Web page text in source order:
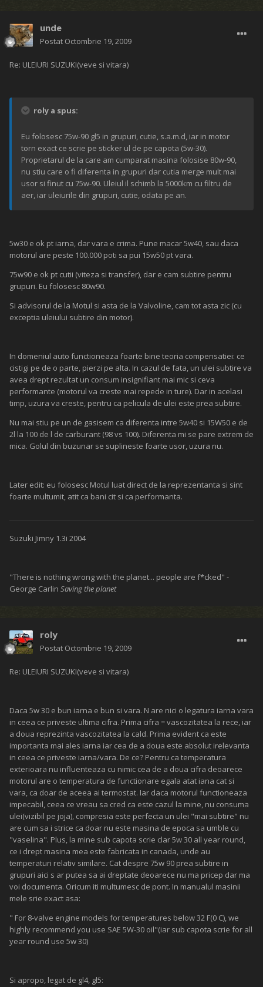
unde
Postat Octombrie 19, 2009
Re: ULEIURI SUZUKI(veve si vitara)
roly a spus:
Eu folosesc 75w-90 gl5 in grupuri, cutie, s.a.m.d, iar in motor
torn exact ce scrie pe sticker ul de pe capota (5w-30).
Proprietarul de la care am cumparat masina folosise 80w-90,
nu stiu care o fi diferenta in grupuri dar cutia merge mult mai
usor si finut cu 75w-90. Uleiul il schimb la 5000km cu filtru de
aer, iar uleiurile din grupuri, cutie, odata pe an.
5w30 e ok pt iarna, dar vara e crima. Pune macar 5w40, sau daca
motorul are peste 100.000 poti sa pui 15w50 pt vara.
75w90 e ok pt cutii (viteza si transfer), dar e cam subtire pentru
grupuri. Eu folosesc 80w90.
Si advisorul de la Motul si asta de la Valvoline, cam tot asta zic (cu
exceptia uleiului subtire din motor).
In domeniul auto functioneaza foarte bine teoria compensatiei: ce
cistigi pe de o parte, pierzi pe alta. In cazul de fata, un ulei subtire va
avea drept rezultat un consum insignifiant mai mic si ceva
performante (motorul va creste mai repede in ture). Dar in acelasi
timp, uzura va creste, pentru ca pelicula de ulei este prea subtire.
Nu mai stiu pe un de gasisem ca diferenta intre 5w40 si 15W50 e de
2l la 100 de l de carburant (98 vs 100). Diferenta mi se pare extrem de
mica. Golul din buzunar se suplineste foarte usor, uzura nu.
Later edit: eu folosesc Motul luat direct de la reprezentanta si sint
foarte multumit, atit ca bani cit si ca performanta.
Suzuki Jimny 1.3i 2004
"There is nothing wrong with the planet... people are f*cked" -
George Carlin Saving the planet
roly
Postat Octombrie 19, 2009
Re: ULEIURI SUZUKI(veve si vitara)
Daca 5w 30 e bun iarna e bun si vara. N are nici o legatura iarna vara
in ceea ce priveste ultima cifra. Prima cifra = vascozitatea la rece, iar
a doua reprezinta vascozitatea la cald. Prima evident ca este
importanta mai ales iarna iar cea de a doua este absolut irelevanta
in ceea ce priveste iarna/vara. De ce? Pentru ca temperatura
exterioara nu influenteaza cu nimic cea de a doua cifra deoarece
motorul are o temperatura de functionare egala atat iana cat si
vara, ca doar de aceea ai termostat. Iar daca motorul functioneaza
impecabil, ceea ce vreau sa cred ca este cazul la mine, nu consuma
ulei(vizibil pe joja), compresia este perfecta un ulei "mai subtire" nu
are cum sa i strice ca doar nu este masina de epoca sa umble cu
"vaselina". Plus, la mine sub capota scrie clar 5w 30 all year round,
ce i drept masina mea este fabricata in canada, unde au
temperaturi relativ similare. Cat despre 75w 90 prea subtire in
grupuri aici s ar putea sa ai dreptate deoarece nu ma pricep dar ma
voi documenta. Oricum iti multumesc de pont. In manualul masinii
mele srie exact asa:
" For 8-valve engine models for temperatures below 32 F(0 C), we
highly recommend you use SAE 5W-30 oil"(iar sub capota scrie for all
year round use 5w 30)
Si apropo, legat de gl4, gl5: